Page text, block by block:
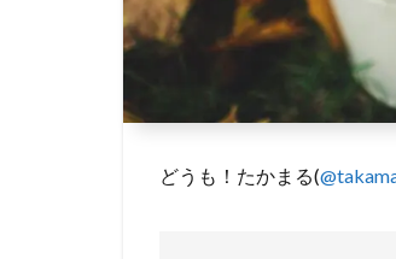
どうも！たかまる(